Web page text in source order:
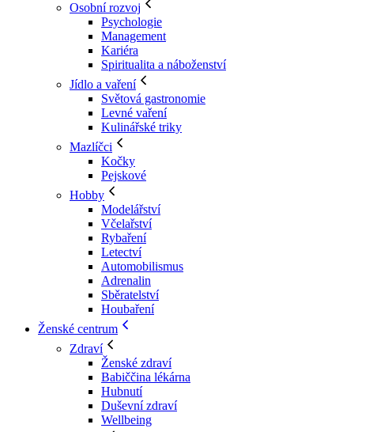
Osobní rozvoj
Psychologie
Management
Kariéra
Spiritualita a náboženství
Jídlo a vaření
Světová gastronomie
Levné vaření
Kulinářské triky
Mazlíčci
Kočky
Pejskové
Hobby
Modelářství
Včelařství
Rybaření
Letectví
Automobilismus
Adrenalin
Sběratelství
Houbaření
Ženské centrum
Zdraví
Ženské zdraví
Babiččina lékárna
Hubnutí
Duševní zdraví
Wellbeing